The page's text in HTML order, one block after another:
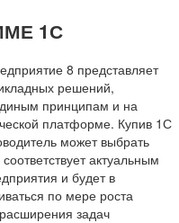
1С
8 представляет
решений,
принципам и на
платформе. Купив 1С
может выбрать
актуальным
и будет в
по мере роста
задач